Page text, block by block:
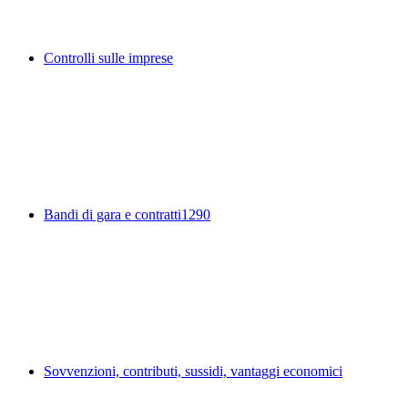
Controlli sulle imprese
Bandi di gara e contratti1290
Sovvenzioni, contributi, sussidi, vantaggi economici